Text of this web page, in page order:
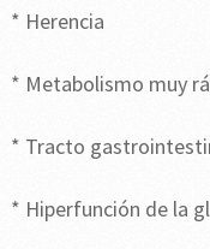
* Herencia
* Metabolismo muy
* Tracto
* Hiperfunción de la